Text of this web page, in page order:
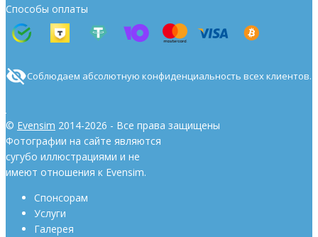
Способы оплаты
Соблюдаем абсолютную конфиденциальность всех клиентов.
© Evensim 2014-2026 - Все права защищены
Фотографии на сайте являются
сугубо иллюстрациями и не
имеют отношения к Evensim.
Спонсорам
Услуги
Галерея